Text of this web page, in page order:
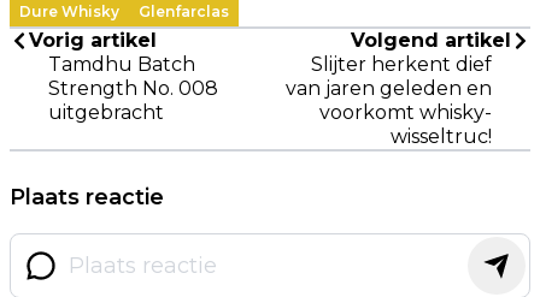
Dure Whisky Glenfarclas
Vorig artikel
Tamdhu Batch
Strength No. 008
uitgebracht
Volgend artikel
Slijter herkent dief
van jaren geleden en
voorkomt whisky-
wisseltruc!
Plaats reactie